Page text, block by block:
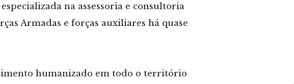
na assessoria e consultoria
Armadas e forças auxiliares há quase
humanizado em todo o território